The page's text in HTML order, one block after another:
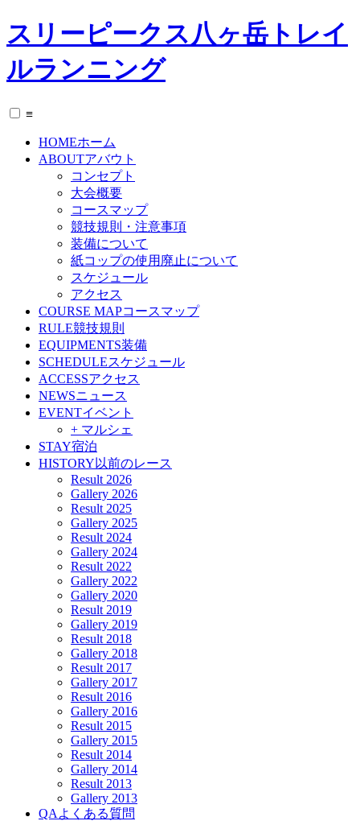
スリーピークス八ヶ岳トレイ
ルランニング
≡
HOMEホーム
ABOUTアバウト
コンセプト
大会概要
コースマップ
競技規則・注意事項
装備について
紙コップの使用廃止について
スケジュール
アクセス
COURSE MAPコースマップ
RULE競技規則
EQUIPMENTS装備
SCHEDULEスケジュール
ACCESSアクセス
NEWSニュース
EVENTイベント
+ マルシェ
STAY宿泊
HISTORY 以前のレース
Result 2026
Gallery 2026
Result 2025
Gallery 2025
Result 2024
Gallery 2024
Result 2022
Gallery 2022
Gallery 2020
Result 2019
Gallery 2019
Result 2018
Gallery 2018
Result 2017
Gallery 2017
Result 2016
Gallery 2016
Result 2015
Gallery 2015
Result 2014
Gallery 2014
Result 2013
Gallery 2013
QA よくある質問